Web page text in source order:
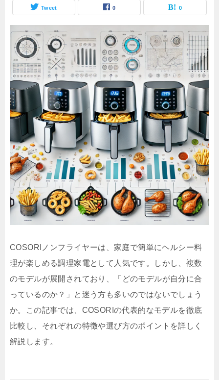
Tweet 0 0
COSORIノンフライヤーは、家庭で簡単にヘルシー料
理が楽しめる調理家電として人気です。しかし、複数
のモデルが展開されており、「どのモデルが自分に合
っているのか？」と迷う方も多いのではないでしょう
か。この記事では、COSORIの代表的なモデルを徹底
比較し、それぞれの特徴や選び方のポイントを詳しく
解説します。